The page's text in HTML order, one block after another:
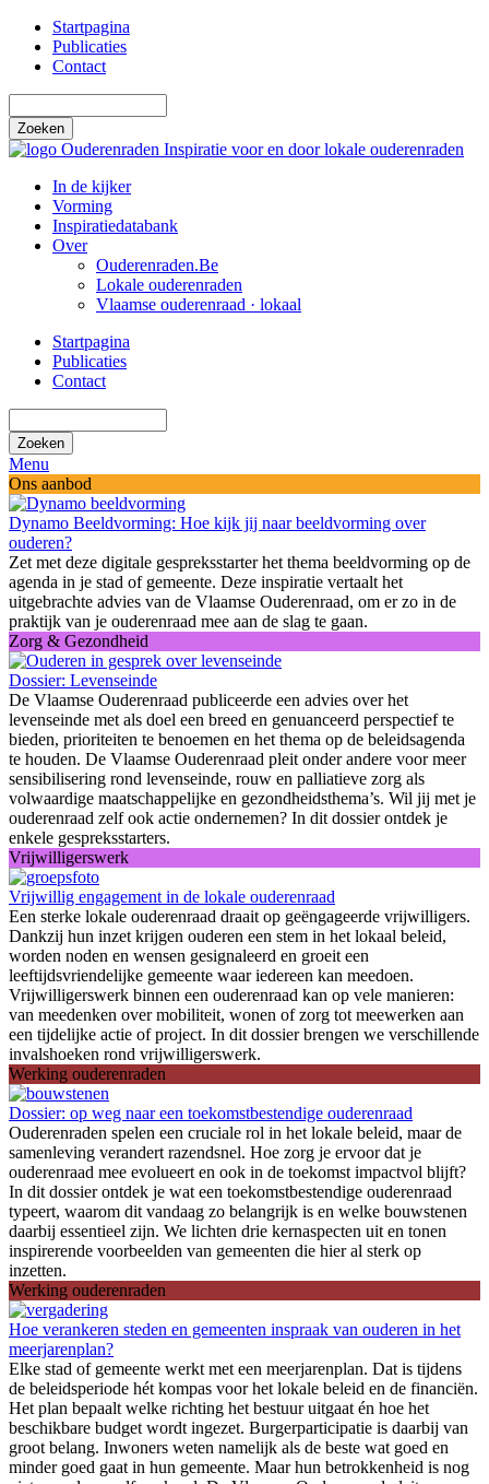
Overslaan
naar
gaan
Top
menu
Startpagina
Publicaties
Contact
Ouderenraden
Inspiratie voor en door lokale ouderenraden
Hoofdnavigatie
In de kijker(current)
Vorming
Inspiratiedatabank
Over(current)
Ouderenraden.Be
Lokale ouderenraden
Vlaamse ouderenraad · lokaal
Top
menu
Startpagina
Publicaties
Contact
Menu
Ons aanbod
Dynamo Beeldvorming: Hoe kijk jij naar beeldvorming over
ouderen?
Zet met deze digitale gespreksstarter het thema beeldvorming op de
agenda in je stad of gemeente. Deze inspiratie vertaalt het
uitgebrachte advies van de Vlaamse Ouderenraad, om er zo in de
praktijk van je ouderenraad mee aan de slag te gaan.
Zorg & Gezondheid
Dossier: Levenseinde
De Vlaamse Ouderenraad publiceerde een advies over het
levenseinde met als doel een breed en genuanceerd perspectief te
bieden, prioriteiten te benoemen en het thema op de beleidsagenda
te houden. De Vlaamse Ouderenraad pleit onder andere voor meer
sensibilisering rond levenseinde, rouw en palliatieve zorg als
volwaardige maatschappelijke en gezondheidsthema’s. Wil jij met je
ouderenraad zelf ook actie ondernemen? In dit dossier ontdek je
enkele gespreksstarters.
Vrijwilligerswerk
Vrijwillig engagement in de lokale ouderenraad
Een sterke lokale ouderenraad draait op geëngageerde vrijwilligers.
Dankzij hun inzet krijgen ouderen een stem in het lokaal beleid,
worden noden en wensen gesignaleerd en groeit een
leeftijdsvriendelijke gemeente waar iedereen kan meedoen.
Vrijwilligerswerk binnen een ouderenraad kan op vele manieren:
van meedenken over mobiliteit, wonen of zorg tot meewerken aan
een tijdelijke actie of project. In dit dossier brengen we verschillende
invalshoeken rond vrijwilligerswerk.
Werking ouderenraden
Dossier: op weg naar een toekomstbestendige ouderenraad
Ouderenraden spelen een cruciale rol in het lokale beleid, maar de
samenleving verandert razendsnel. Hoe zorg je ervoor dat je
ouderenraad mee evolueert en ook in de toekomst impactvol blijft?
In dit dossier ontdek je wat een toekomstbestendige ouderenraad
typeert, waarom dit vandaag zo belangrijk is en welke bouwstenen
daarbij essentieel zijn. We lichten drie kernaspecten uit en tonen
inspirerende voorbeelden van gemeenten die hier al sterk op
inzetten.
Werking ouderenraden
Hoe verankeren steden en gemeenten inspraak van ouderen in het
meerjarenplan?
Elke stad of gemeente werkt met een meerjarenplan. Dat is tijdens
de beleidsperiode hét kompas voor het lokale beleid en de financiën.
Het plan bepaalt welke richting het bestuur uitgaat én hoe het
beschikbare budget wordt ingezet. Burgerparticipatie is daarbij van
groot belang. Inwoners weten namelijk als de beste wat goed en
minder goed gaat in hun gemeente. Maar hun betrokkenheid is nog